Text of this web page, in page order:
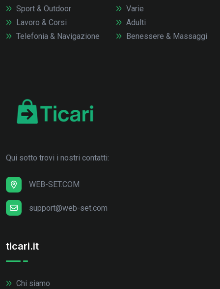
Sport & Outdoor
Lavoro & Corsi
Telefonia & Navigazione
Varie
Adulti
Benessere & Massaggi
Qui sotto trovi i nostri contatti:
WEB-SET.COM
support@web-set.com
ticari.it
Chi siamo